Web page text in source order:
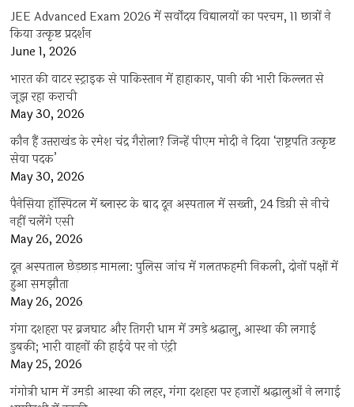
JEE Advanced Exam 2026 में सर्वोदय विद्यालयों का परचम, 11 छात्रों ने
किया उत्कृष्ट प्रदर्शन
June 1, 2026
भारत की वाटर स्ट्राइक से पाकिस्तान में हाहाकार, पानी की भारी किल्लत से
जूझ रहा कराची
May 30, 2026
कौन हैं उत्तराखंड के रमेश चंद्र गैरोला? जिन्हें पीएम मोदी ने दिया ‘राष्ट्रपति उत्कृष्ट
सेवा पदक’
May 30, 2026
पैनेसिया हॉस्पिटल में ब्लास्ट के बाद दून अस्पताल में सख्ती, 24 डिग्री से नीचे
नहीं चलेंगे एसी
May 26, 2026
दून अस्पताल छेड़छाड़ मामला: पुलिस जांच में गलतफहमी निकली, दोनों पक्षों में
हुआ समझौता
May 26, 2026
गंगा दशहरा पर ब्रजघाट और तिगरी धाम में उमड़े श्रद्धालु, आस्था की लगाई
डुबकी; भारी वाहनों की हाईवे पर नो एंट्री
May 25, 2026
गंगोत्री धाम में उमड़ी आस्था की लहर, गंगा दशहरा पर हजारों श्रद्धालुओं ने लगाई